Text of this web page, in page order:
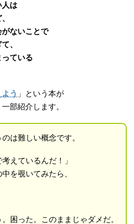
は
ないことで
、
ている
う 」という本が
部紹介します。
は難しい概念です。
えているんだ！」
を覗いてみたら、
。困った。このままじゃダメだ。